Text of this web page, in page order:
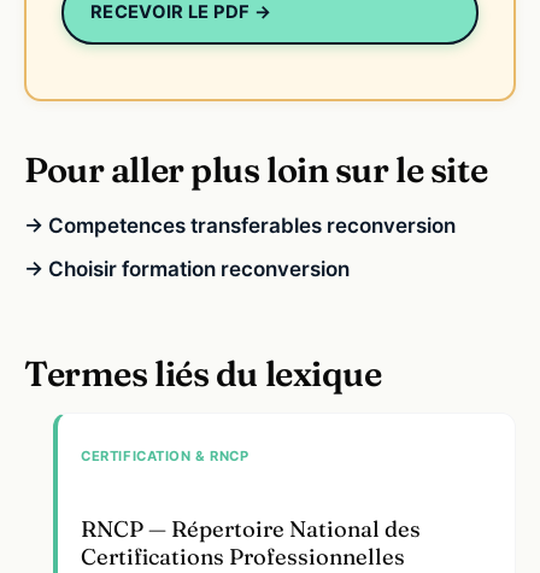
RECEVOIR LE PDF →
Pour aller plus loin sur le site
→ Competences transferables reconversion
→ Choisir formation reconversion
Termes liés du lexique
CERTIFICATION & RNCP
RNCP — Répertoire National des
Certifications Professionnelles